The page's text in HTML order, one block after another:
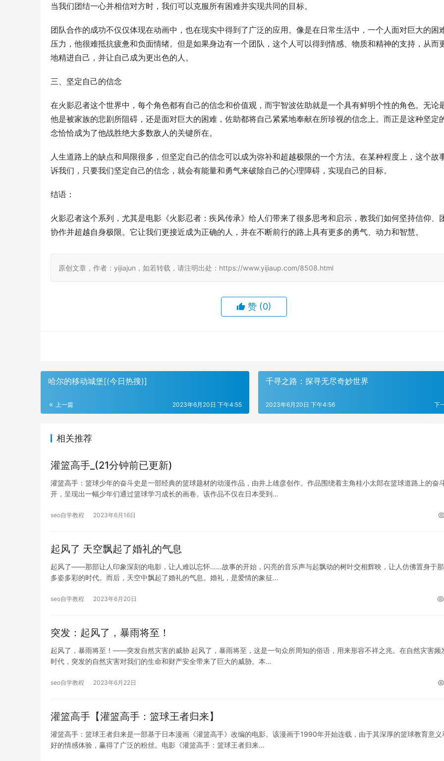
当我们团结一心并相信对方时，我们可以克服所有困难并实现共同的目标。
团队合作的成功不仅仅体现在动画中，也在现实中得到了广泛的应用。像是在日常生活中，一个人面对巨大的困
压力，他很难抵抗疲惫和负面情绪。但是如果身边有一个团队，这个人可以得到情感、物质和精神的支持，从而
地精进自己，并让自己成为更出色的人。
三、坚定自己的信念
在火影忍者这个世界中，每个角色都有自己的信念和价值观，而宇智波佐助就是一个具有鲜明个性的角色。无论
他是被家族的悲剧所阻碍，还是面对巨大的困难，佐助都将自己紧紧地奉献在所珍视的信念上。而正是这种坚定
念恰恰成为了他战胜绝大多数敌人的关键所在。
人生道路上的缺点和局限很多，但坚定自己的信念可以成为弥补和超越极限的一个方法。在某种程度上，这个故
诉我们，只要我们坚定自己的信念，就会有能量和勇气来破除自己的心理障碍，实现自己的目标。
结语：
火影忍者这个系列，尤其是电影《火影忍者：疾风传承》给人们带来了很多思考和启示，教我们如何坚持信仰、
协作并超越自身极限。它让我们更接近成为正确的人，并在不断前行的路上具有更多的勇气、动力和智慧。
原创文章，作者：yijiajun，如若转载，请注明出处：https://www.yijiaup.com/8508.html
赞 (0)
哈尔的移动城堡[(今日热搜)]
上一篇 2023年6月20日 下午4:55
千寻之路：探寻无尽奇妙世界
下
2023年6月20日 下午4:56
相关推荐
灌篮高手_(21分钟前已更新)
灌篮高手：篮球少年的奋斗史是一部经典的篮球题材的动漫作品，由井上雄彦创作。作品围绕着主角桂小太郎在篮球道路上的奋
开，呈现出一幅少年们通过篮球学习成长的画卷。该作品不仅在日本受到…
seo自学教程 2023年6月16日
起风了 天空飘起了婚礼的气息
起风了——那部让人印象深刻的电影，让人难以忘怀……故事的开始，闪亮的音乐声与起飘动的树叶交相辉映，让人仿佛置身于
多姿多彩的时代。而后，天空中飘起了婚礼的气息。婚礼，是爱情的象征…
seo自学教程 2023年6月20日
突发：起风了，暴雨将至！
起风了，暴雨将至！——突发自然灾害的威胁 起风了，暴雨将至，这是一句众所周知的俗语，用来形容不祥之兆。在自然灾害频
时代，突发的自然灾害对我们的生命和财产安全带来了巨大的威胁。本…
seo自学教程 2023年6月22日
灌篮高手【灌篮高手：篮球王者归来】
灌篮高手：篮球王者归来是一部基于日本漫画《灌篮高手》改编的电影。该漫画于1990年开始连载，由于其深厚的篮球教育意义
好的情感体验，赢得了广泛的粉丝。电影《灌篮高手：篮球王者归来…